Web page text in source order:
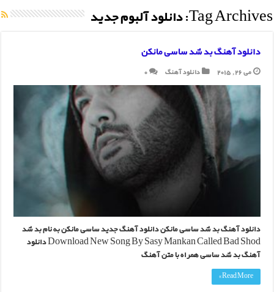
Tag Archives: دانلود آلبوم جدید
دانلود آهنگ بد شد ساسی مانکن
می 26, 2015 دانلود آهنگ 0
دانلود آهنگ بد شد ساسی مانکن دانلود آهنگ جدید ساسی مانکن به نام بد شد
Download New Song By Sasy Mankan Called Bad Shod دانلود
آهنگ بد شد ساسی همراه با متن آهنگ
Read More »